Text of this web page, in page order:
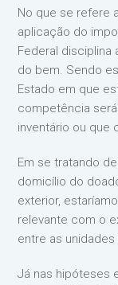
No que se refere
aplicação do
Federal
do bem. Sendo
Estado em que
competência
inventário ou que
Em se tratando
domicílio do
exterior,
relevante com o
entre as
Já nas hipóteses